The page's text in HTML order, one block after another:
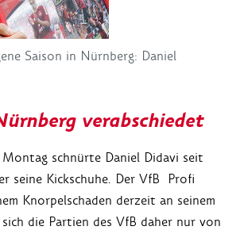
Saison in Nürnberg: Daniel
verabschiedet
Montag schnürte Daniel Didavi seit
seine Kickschuhe. Der VfB Profi
Knorpelschaden derzeit an seinem
sich die Partien des VfB daher nur von